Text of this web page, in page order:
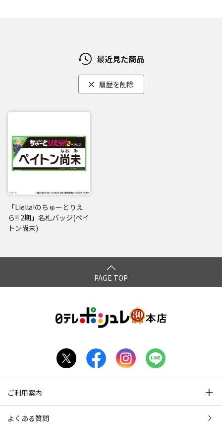
最近見た商品
履歴を削除
「Liella!のちゅーとりえ
ら!! 2期」名札バッジ(ペイ
トン尚未)
PAGE TOP
ご利用案内
よくある質問